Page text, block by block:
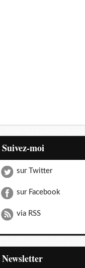
Suivez-moi
sur Twitter
sur Facebook
via RSS
Newsletter